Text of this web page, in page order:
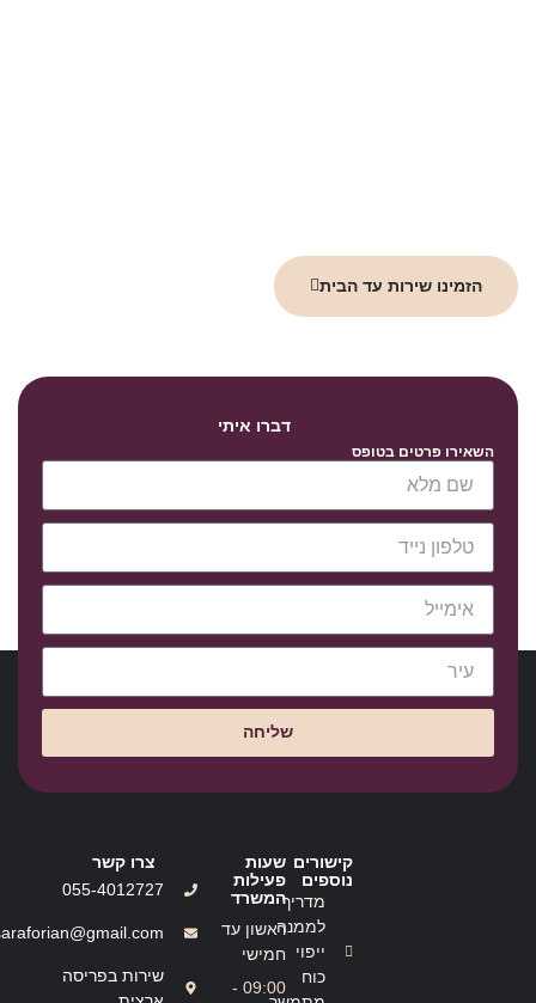
הזמינו שירות עד הבית
דברו איתי
השאירו פרטים בטופס
שליחה
קישורים
נוספים
מדריך
לממנה
ייפוי
כוח
שעות
פעילות
המשרד
ראשון עד
חמישי
09:00 -
צרו קשר
055-4012727
שירות בפריסה